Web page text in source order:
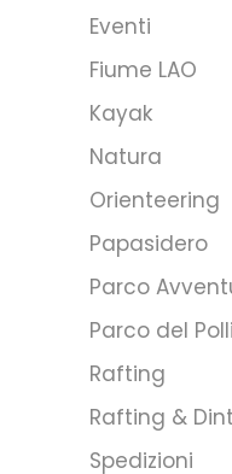
Eventi
Fiume LAO
Kayak
Natura
Orienteering
Papasidero
Parco
Parco del
Rafting
Rafting &
Spedizioni